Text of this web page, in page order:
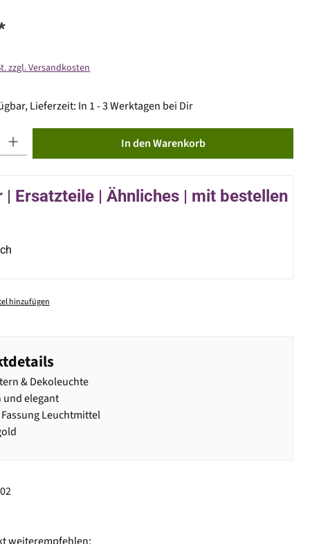
zzgl. Versandkosten
Lieferzeit: In 1 - 3 Werktagen bei Dir
In den Warenkorb
| Ersatzteile | Ähnliches | mit bestellen
hinzufügen
& Dekoleuchte
elegant
Leuchtmittel